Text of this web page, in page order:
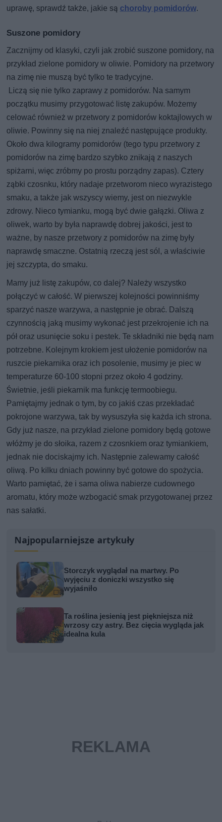
uprawę, sprawdź także, jakie są choroby pomidorów.
Suszone pomidory
Zacznijmy od klasyki, czyli jak zrobić suszone pomidory, na
przykład zielone pomidory w oliwie. Pomidory na przetwory
na zimę nie muszą być tylko te tradycyjne.
Liczą się nie tylko zaprawy z pomidorów. Na samym
początku musimy przygotować listę zakupów. Możemy
celować również w przetwory z pomidorów koktajlowych w
oliwie. Powinny się na niej znaleźć następujące produkty.
Około dwa kilogramy pomidorów (tego typu przetwory z
pomidorów na zimę bardzo szybko znikają z naszych
spiżarni, więc zróbmy po prostu porządny zapas). Cztery
ząbki czosnku, który nadaje przetworom nieco wyrazistego
smaku, a także jak wszyscy wiemy, jest on niezwykle
zdrowy. Nieco tymianku, mogą być dwie gałązki. Oliwa z
oliwek, warto by była naprawdę dobrej jakości, jest to
ważne, by nasze przetwory z pomidorów na zimę były
naprawdę smaczne. Ostatnią rzeczą jest sól, a właściwie
jej szczypta, do smaku.
Mamy już listę zakupów, co dalej? Należy wszystko
połączyć w całość. W pierwszej kolejności powinniśmy
sparzyć nasze warzywa, a następnie je obrać. Dalszą
czynnością jaką musimy wykonać jest przekrojenie ich na
pół oraz usunięcie soku i pestek. Te składniki nie będą nam
potrzebne. Kolejnym krokiem jest ułożenie pomidorów na
ruszcie piekarnika oraz ich posolenie, musimy je piec w
temperaturze 60-100 stopni przez około 4 godziny.
Świetnie, jeśli piekarnik ma funkcję termoobiegu.
Pamiętajmy jednak o tym, by co jakiś czas przekładać
pokrojone warzywa, tak by wysuszyła się każda ich strona.
Gdy już nasze, na przykład zielone pomidory będą gotowe
włóżmy je do słoika, razem z czosnkiem oraz tymiankiem,
jednak nie dociskajmy ich. Następnie zalewamy całość
oliwą. Po kilku dniach powinny być gotowe do spożycia.
Warto pamiętać, że i sama oliwa nabierze cudownego
aromatu, który może wzbogacić smak przygotowanej przez
nas sałatki.
Najpopularniejsze artykuły
Storczyk wyglądał na martwy. Po
wyjęciu z doniczki wszystko się
wyjaśniło
Ta roślina jesienią jest piękniejsza niż
wrzosy czy astry. Bez cięcia wygląda jak
idealna kula